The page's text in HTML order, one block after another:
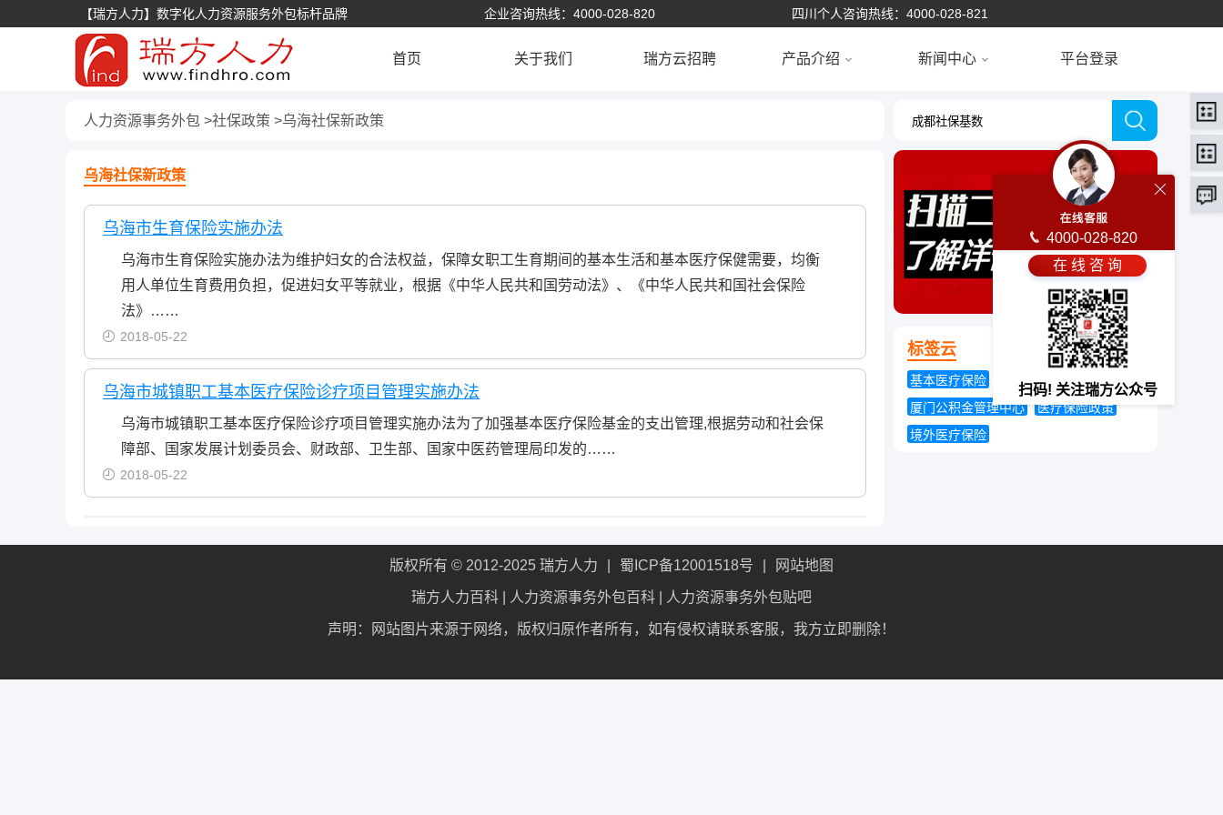
【瑞方人力】数字化人力资源服务外包标杆品牌 企业咨询热线：4000-028-820 四川个人咨询热线：4000-028-821
首页 关于我们 瑞方云招聘 产品介绍 新闻中心 平台登录
人力资源事务外包 社保政策 乌海社保新政策
乌海社保新政策
乌海市生育保险实施办法
乌海市生育保险实施办法为维护妇女的合法权益，保障女职工生育期间的基本生活和基本医疗保健需要，均衡
用人单位生育费用负担，促进妇女平等就业，根据《中华人民共和国劳动法》、《中华人民共和国社会保险
法》……
2018-05-22
乌海市城镇职工基本医疗保险诊疗项目管理实施办法
乌海市城镇职工基本医疗保险诊疗项目管理实施办法为了加强基本医疗保险基金的支出管理,根据劳动和社会保
障部、国家发展计划委员会、财政部、卫生部、国家中医药管理局印发的……
2018-05-22
标签云
基本医疗保险
女职工产假规定
厦门公积金管理中心
医疗保险政策
境外医疗保险
版权所有 © 2012-2025 瑞方人力 蜀ICP备12001518号 网站地图
瑞方人力百科 人力资源事务外包百科 人力资源事务外包贴吧
声明：网站图片来源于网络，版权归原作者所有，如有侵权请联系客服，我方立即删除！
4000-028-820
在 线 咨 询
扫码! 关注瑞方公众号